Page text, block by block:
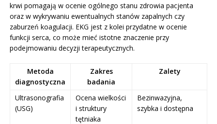
krwi pomagają w ocenie ogólnego stanu zdrowia pacjenta
oraz w wykrywaniu ewentualnych stanów zapalnych czy
zaburzeń koagulacji. EKG jest z kolei przydatne w ocenie
funkcji serca, co może mieć istotne znaczenie przy
podejmowaniu decyzji terapeutycznych.
Metoda
diagnostyczna
Zakres
badania
Zalety
Ultrasonografia
(USG)
Ocena wielkości
i struktury
tętniaka
Bezinwazyjna,
szybka i dostępna